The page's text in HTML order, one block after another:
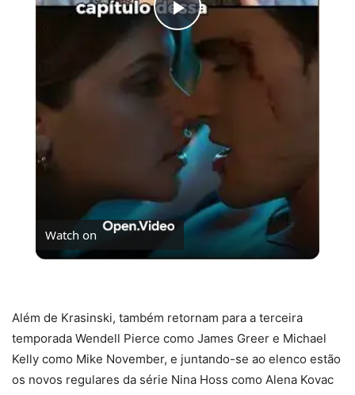
Play
Video
Watch on
Além de Krasinski, também retornam para a terceira
temporada Wendell Pierce como James Greer e Michael
Kelly como Mike November, e juntando-se ao elenco estão
os novos regulares da série Nina Hoss como Alena Kovac